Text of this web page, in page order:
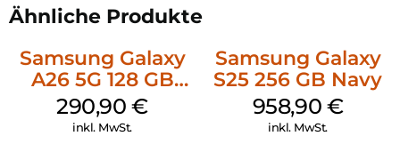
Ähnliche Produkte
Samsung Galaxy
A26 5G 128 GB
White
290,90€
inkl. MwSt.
Samsung Galaxy
S25 256 GB Navy
958,90 €
inkl. MwSt.